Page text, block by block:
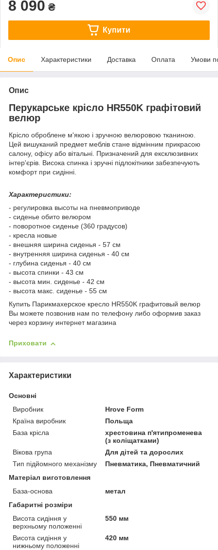
8 090 ₴
Купити
Опис Характеристики Доставка Оплата Умови
Опис
Перукарське крісло HR550K графітовий
велюр
Крісло оброблене м'якою і зручною велюровою тканиною.
Цей вишуканий предмет меблів стане відмінним прикрасою
салону, офісу або вітальні. Призначений для ексклюзивних
інтер'єрів. Висока спинка і зручні підлокітники забезпечують
комфорт при сидінні.
Характеристики:
- регулировка высоты на пневмоприводе
- сиденье обито велюром
- поворотное сиденье (360 градусов)
- кресла новые
- внешняя ширина сиденья - 57 см
- внутренняя ширина сиденья - 40 см
- глубина сиденья - 40 см
- высота спинки - 43 см
- высота мин. сиденье - 42 см
- высота макс. сиденье - 55 см
Купить Парикмахерское кресло HR550K графитовый велюр
Вы можете позвонив нам по телефону либо оформив заказ
через корзину интернет магазина
Приховати
Характеристики
Основні
Виробник
Hrove Form
Країна виробник
Польща
База крісла
хрестовина п'ятипроменева
(з коліщатками)
Вікова група
Для дітей та дорослих
Тип підйомного механізму
Пневматика, Пневматичний
Матеріал виготовлення
База-основа
метал
Габаритні розміри
Висота сидіння у
верхньому положенні
550 мм
Висота сидіння у
нижньому положенні
420 мм